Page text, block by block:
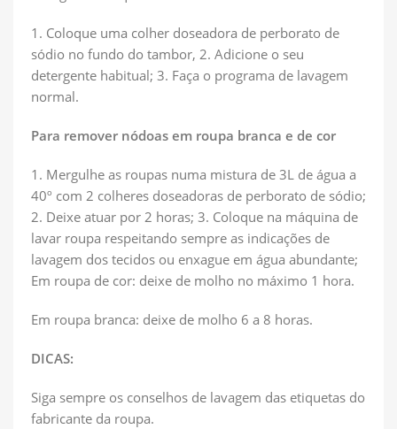
1. Coloque uma colher doseadora de perborato de
sódio no fundo do tambor, 2. Adicione o seu
detergente habitual; 3. Faça o programa de lavagem
normal.
Para remover nódoas em roupa branca e de cor
1. Mergulhe as roupas numa mistura de 3L de água a
40º com 2 colheres doseadoras de perborato de sódio;
2. Deixe atuar por 2 horas; 3. Coloque na máquina de
lavar roupa respeitando sempre as indicações de
lavagem dos tecidos ou enxague em água abundante;
Em roupa de cor: deixe de molho no máximo 1 hora.
Em roupa branca: deixe de molho 6 a 8 horas.
DICAS:
Siga sempre os conselhos de lavagem das etiquetas do
fabricante da roupa.